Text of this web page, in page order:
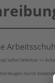
sofort lieferbar >>
durch